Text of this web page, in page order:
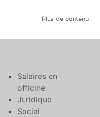
Plus de contenu
Salaires en
officine
Juridique
Social